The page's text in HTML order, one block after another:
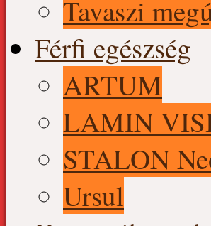
Tavaszi
Férfi egészség
ARTUM
LAMIN
STALON
Ursul